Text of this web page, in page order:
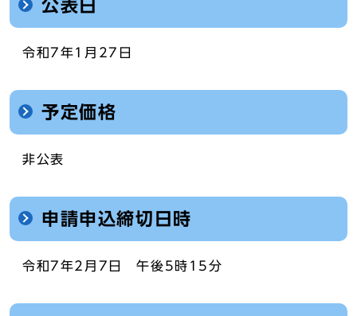
公表日
令和7年1月27日
予定価格
非公表
申請申込締切日時
令和7年2月7日 午後5時15分